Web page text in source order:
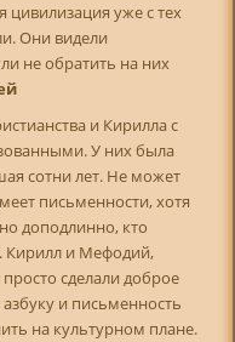
цивилизация уже с тех
Они видели
не обратить на них
и Кирилла с
У них была
сотни лет. Не может
письменности, хотя
доподлинно, кто
Кирилл и Мефодий,
сделали доброе
и письменность
на культурном плане.